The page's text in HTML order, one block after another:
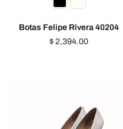
Botas Felipe Rivera 40204
Precio
$ 2,394.00